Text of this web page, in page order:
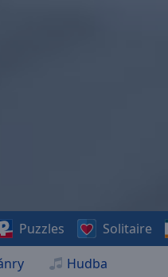
Hudba
Puzzles Solitaire